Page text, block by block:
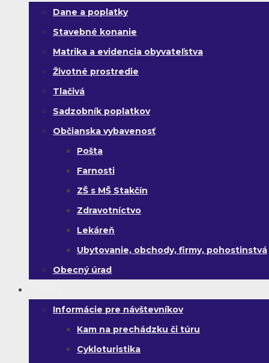
Dane a poplatky
Stavebné konanie
Matrika a evidencia obyvateľstva
Životné prostredie
Tlačivá
Sadzobník poplatkov
Občianska vybavenosť
Pošta
Farnosti
ZŠ s MŠ Stakčín
Zdravotníctvo
Lekáreň
Ubytovanie, obchody, firmy, pohostinstvá
Obecný úrad
Informácie pre návštevníkov
Kam na prechádzku či túru
Cykloturistika